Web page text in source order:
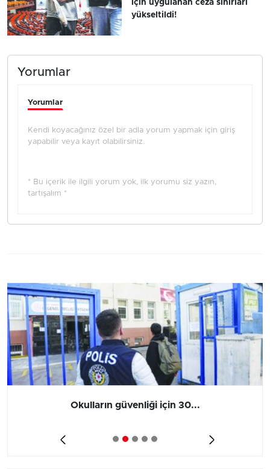
için uygulanan ceza sınırları
yükseltildi!
Yorumlar
Yorumlar
Kendi koyacağınız özel bir adla yorum yapmak için giriş
yapabilir veya kayıt olabilirsiniz.
* Bu içerik ile ilgili yorum yok, ilk yorumu siz yazın,
tartışalım *
Okulların güvenliği için 30...